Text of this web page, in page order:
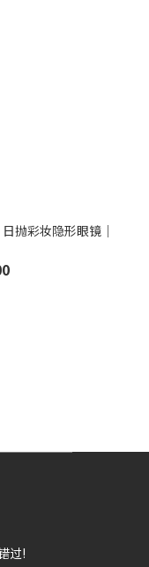
抛彩妆隐形眼镜｜
过!